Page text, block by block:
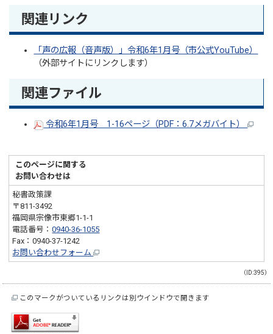
関連リンク
「声の広報（音声版）」令和6年1月号（市公式YouTube）
（外部サイトにリンクします）
関連ファイル
令和6年1月号 1-16ページ（PDF：6.7メガバイト）
このページに関する
お問い合わせは
秘書政策課
〒811-3492
福岡県宗像市東郷1-1-1
電話番号：0940-36-1055
Fax：0940-37-1242
お問い合わせフォーム
（ID:395）
このマークがついているリンクは別ウインドウで開きます